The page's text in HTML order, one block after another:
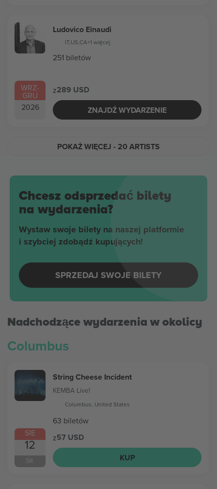
WRZ-
GRU
2026
Ludovico Einaudi
IT,US,CA+1 więcej
251 biletów
z289 USD
ZNAJDŹ WYDARZENIE
POKAŻ WIĘCEJ - 20 ARTISTS
Chcesz odsprzedać bilety
na wydarzenia?
Wystaw swoje bilety na naszej platformie
i szybciej zdobądź kupujących!
SPRZEDAJ SWOJE BILETY
Nadchodzące wydarzenia w okolicy
Columbus
SIE
12
ŚR.
String Cheese Incident
KEMBA Live!
Columbus, United States
63 biletów
z57 USD
KUP